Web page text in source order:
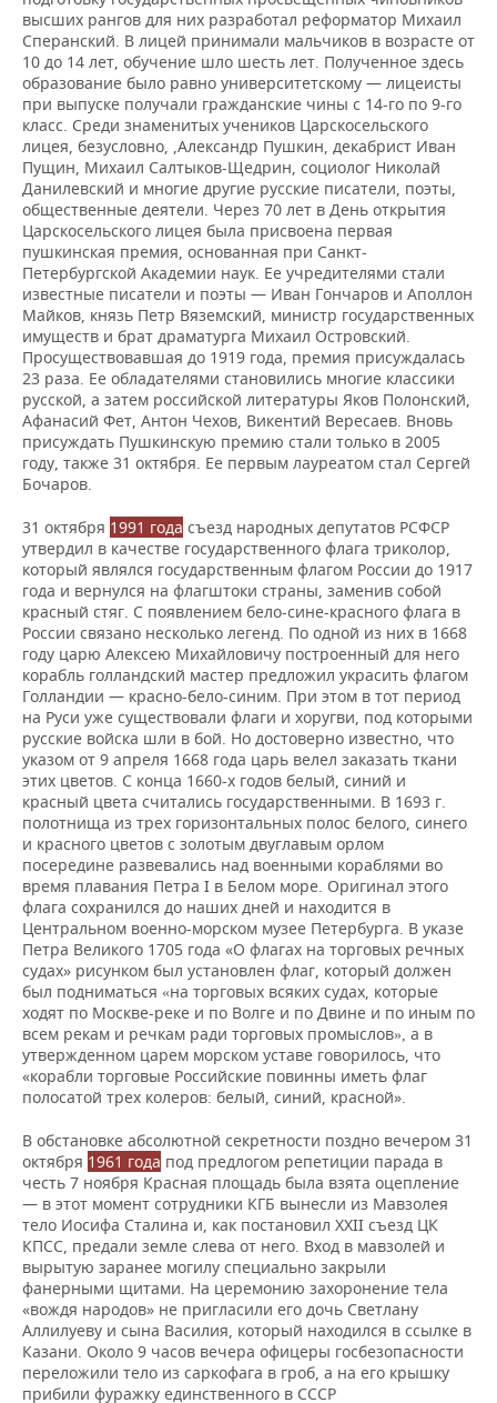
высших рангов для них разработал реформатор Михаил
Сперанский. В лицей принимали мальчиков в возрасте от
10 до 14 лет, обучение шло шесть лет. Полученное здесь
образование было равно университетскому — лицеисты
при выпуске получали гражданские чины с 14-го по 9-го
класс. Среди знаменитых учеников Царскосельского
лицея, безусловно, ,Александр Пушкин, декабрист Иван
Пущин, Михаил Салтыков-Щедрин, социолог Николай
Данилевский и многие другие русские писатели, поэты,
общественные деятели. Через 70 лет в День открытия
Царскосельского лицея была присвоена первая
пушкинская премия, основанная при Санкт-
Петербургской Академии наук. Ее учредителями стали
известные писатели и поэты — Иван Гончаров и Аполлон
Майков, князь Петр Вяземский, министр государственных
имуществ и брат драматурга Михаил Островский.
Просуществовавшая до 1919 года, премия присуждалась
23 раза. Ее обладателями становились многие классики
русской, а затем российской литературы Яков Полонский,
Афанасий Фет, Антон Чехов, Викентий Вересаев. Вновь
присуждать Пушкинскую премию стали только в 2005
году, также 31 октября. Ее первым лауреатом стал Сергей
Бочаров.
31 октября 1991 года съезд народных депутатов РСФСР
утвердил в качестве государственного флага триколор,
который являлся государственным флагом России до 1917
года и вернулся на флагштоки страны, заменив собой
красный стяг. С появлением бело-сине-красного флага в
России связано несколько легенд. По одной из них в 1668
году царю Алексею Михайловичу построенный для него
корабль голландский мастер предложил украсить флагом
Голландии — красно-бело-синим. При этом в тот период
на Руси уже существовали флаги и хоругви, под которыми
русские войска шли в бой. Но достоверно известно, что
указом от 9 апреля 1668 года царь велел заказать ткани
этих цветов. С конца 1660-х годов белый, синий и
красный цвета считались государственными. В 1693 г.
полотнища из трех горизонтальных полос белого, синего
и красного цветов с золотым двуглавым орлом
посередине развевались над военными кораблями во
время плавания Петра I в Белом море. Оригинал этого
флага сохранился до наших дней и находится в
Центральном военно-морском музее Петербурга. В указе
Петра Великого 1705 года «О флагах на торговых речных
судах» рисунком был установлен флаг, который должен
был подниматься «на торговых всяких судах, которые
ходят по Москве-реке и по Волге и по Двине и по иным по
всем рекам и речкам ради торговых промыслов», а в
утвержденном царем морском уставе говорилось, что
«корабли торговые Российские повинны иметь флаг
полосатой трех колеров: белый, синий, красной».
В обстановке абсолютной секретности поздно вечером 31
октября 1961 года под предлогом репетиции парада в
честь 7 ноября Красная площадь была взята оцепление
— в этот момент сотрудники КГБ вынесли из Мавзолея
тело Иосифа Сталина и, как постановил XXII съезд ЦК
КПСС, предали земле слева от него. Вход в мавзолей и
вырытую заранее могилу специально закрыли
фанерными щитами. На церемонию захоронение тела
«вождя народов» не пригласили его дочь Светлану
Аллилуеву и сына Василия, который находился в ссылке в
Казани. Около 9 часов вечера офицеры госбезопасности
переложили тело из саркофага в гроб, а на его крышку
прибили фуражку единственного в СССР